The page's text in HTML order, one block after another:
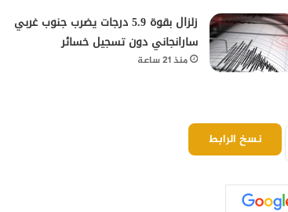
زلزال بقوة 5.9 درجات يضرب جنوب غربي
سارانجاني دون تسجيل خسائر
منذ 21 ساعة
نسخ الرابط